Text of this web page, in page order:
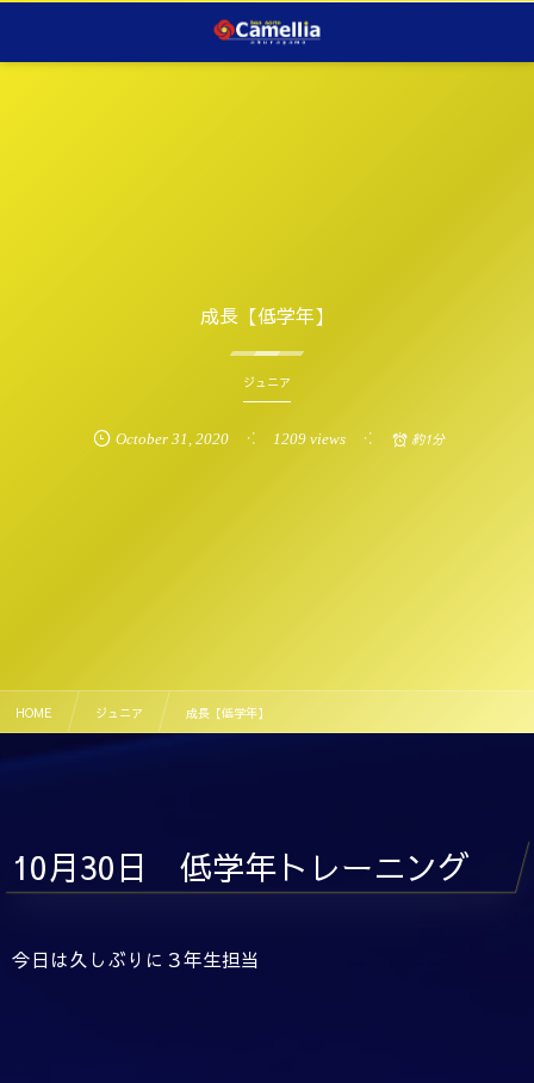
成長【低学年】
ジュニア
October 31 , 2020 1209 views 約1分
HOME ジュニア 成長【低学年】
10月30日 低学年トレーニング
今日は久しぶりに３年生担当